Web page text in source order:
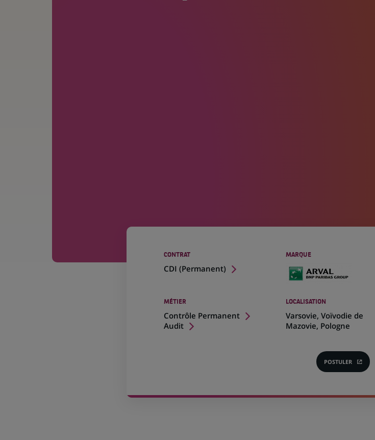
CONTRAT
CDI (Permanent)
MARQUE
MÉTIER
Contrôle Permanent
Audit
LOCALISATION
Varsovie, Voïvodie de
Mazovie, Pologne
(Ce
lien
POSTULER
(CE
LIEN
NOUVEL